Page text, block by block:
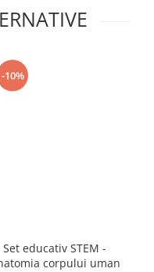
-10%
Set educativ STEM -
corpului uman